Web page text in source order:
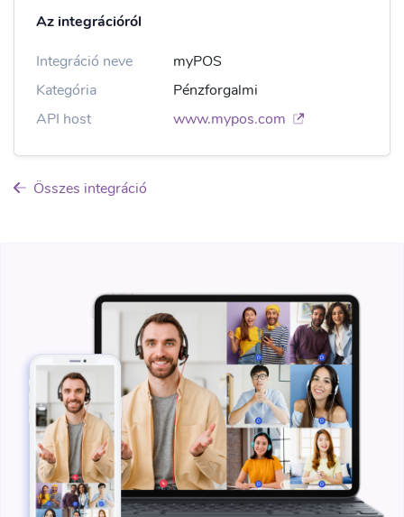
Az integrációról
Integráció neve
myPOS
Kategória
Pénzforgalmi
API host
www.mypos.com
Összes integráció